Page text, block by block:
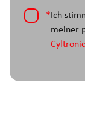
*Ich
meiner